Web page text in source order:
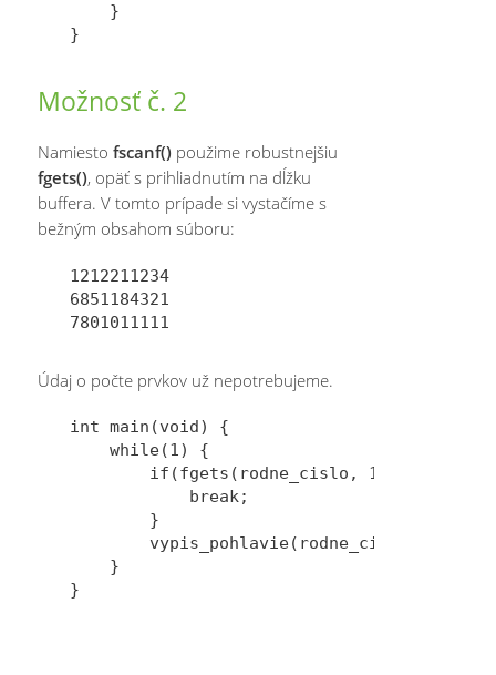
    }
Možnosť č. 2
Namiestofscanf() použime robustnejšiu
fgets(), opäť s prihliadnutím na dĺžku
buffera. V tomto prípade si vystačíme s
bežným obsahom súboru:
1212211234
6851184321
Údaj o počte prvkov už nepotrebujeme.
int main(void) {
    while(1) {
if(fgets(rodne_cislo, 11, subor)
            break;
        }
        vypis_pohlavie(rodne_cislo);
    }